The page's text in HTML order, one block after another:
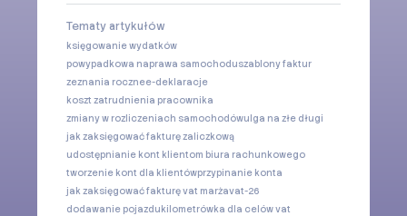
Tematy artykułów
księgowanie wydatków
powypadkowa naprawa samochoduszablony faktur
zeznania rocznee-deklaracje
koszt zatrudnienia pracownika
zmiany w rozliczeniach samochodówulga na złe długi
jak zaksięgować fakturę zaliczkową
udostępnianie kont klientom biura rachunkowego
tworzenie kont dla klientówprzypinanie konta
jak zaksięgować fakturę vat marżavat-26
dodawanie pojazdukilometrówka dla celów vat